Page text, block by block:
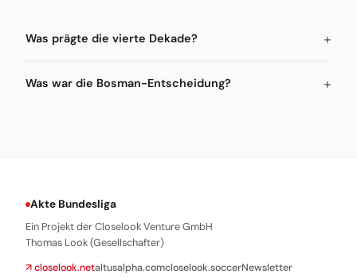
Was prägte die vierte Dekade?
Was war die Bosman-Entscheidung?
Akte Bundesliga
Ein Projekt der Closelook Venture GmbH
Thomas Look (Gesellschafter)
↗ closelook.netaltusalpha.comcloselook.soccerNewsletter